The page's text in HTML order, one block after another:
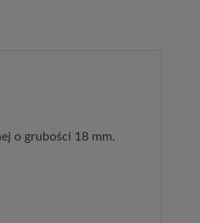
o grubości 18 mm.